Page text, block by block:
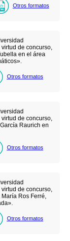
Otros formatos
de concurso,
en el área
Otros formatos
de concurso,
Raurich en
Otros formatos
de concurso,
Ros Ferré,
Otros formatos